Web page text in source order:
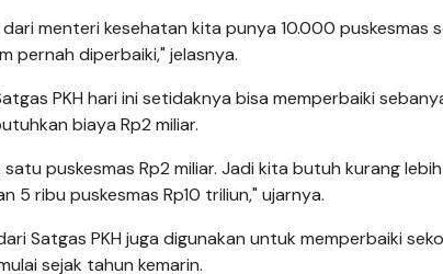
menteri kesehatan kita punya 10.000 puskesmas
pernah diperbaiki," jelasnya.
PKH hari ini setidaknya bisa memperbaiki
biaya Rp2 miliar.
puskesmas Rp2 miliar. Jadi kita butuh kurang
5 ribu puskesmas Rp10 triliun," ujarnya.
Satgas PKH juga digunakan untuk memperbaiki
sejak tahun kemarin.